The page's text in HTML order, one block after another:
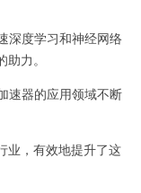
度学习和神经网络
力。
器的应用领域不断
，有效地提升了这